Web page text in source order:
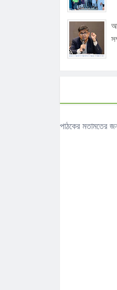
পাঠকের মতামতের